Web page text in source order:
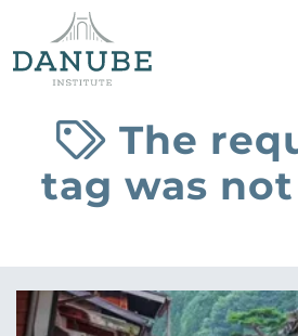
The
tag was